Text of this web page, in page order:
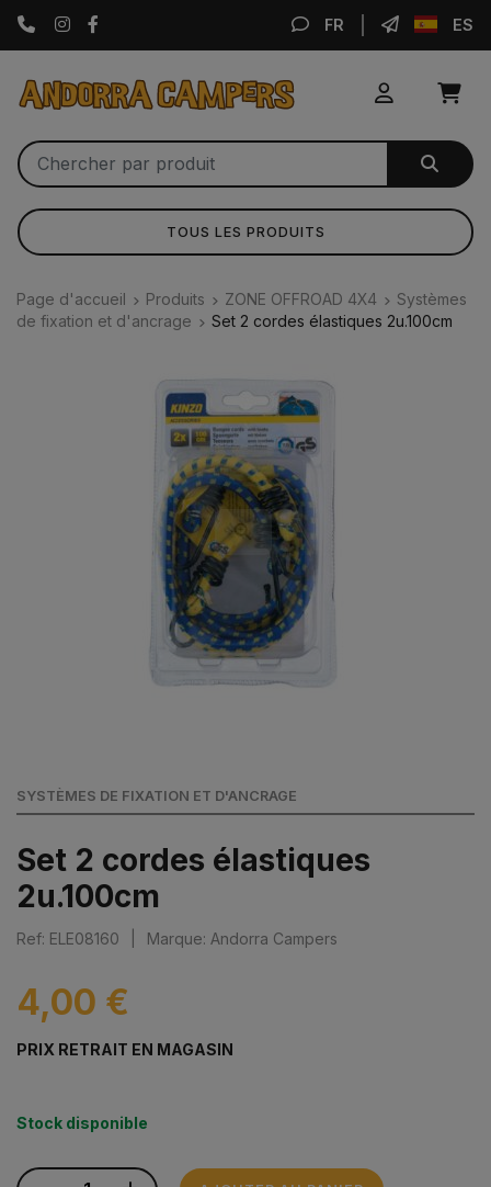
Instagram FR ES
TOUS LES PRODUITS
Page d'accueil Produits ZONE OFFROAD 4X4
Systèmes
de fixation et d'ancrage
Set 2 cordes élastiques 2u.100cm
SYSTÈMES DE FIXATION ET D'ANCRAGE
Set 2 cordes élastiques
2u.100cm
Ref: ELE08160 Marque: Andorra Campers
4,00 €
PRIX RETRAIT EN MAGASIN
Stock disponible